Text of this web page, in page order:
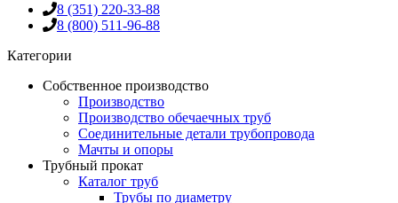
8 (351) 220-33-88
8 (800) 511-96-88
Категории
Собственное производство
Производство
Производство обечаечных труб
Соединительные детали трубопровода
Мачты и опоры
Трубный прокат
Каталог труб
Трубы по диаметру